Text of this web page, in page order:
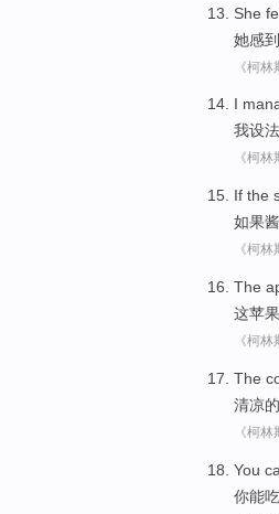
She
她感到
《柯
I
我设法
《柯
If the
如果酱
《柯
The
这苹果
《柯
The
清凉
《柯
You
你能吃